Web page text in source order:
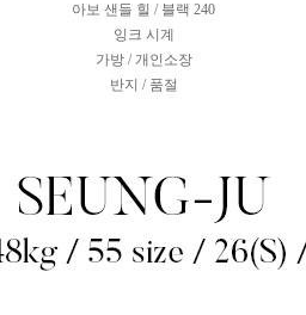
아보 샌들 힐 / 블랙 240
잉크 시계
가방 / 개인소장
반지 / 품절